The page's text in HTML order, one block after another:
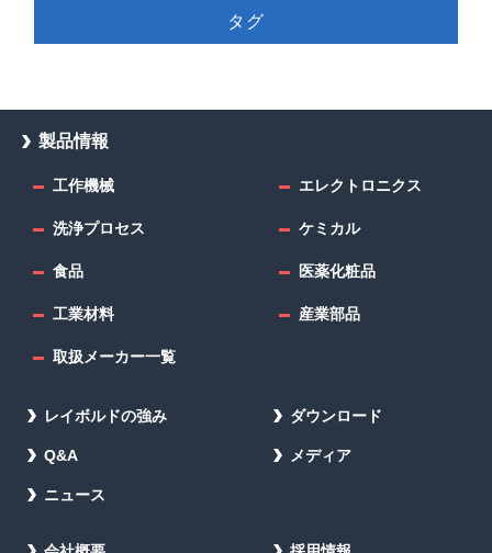
タグ
製品情報
工作機械 エレクトロニクス
洗浄プロセス ケミカル
食品 医薬化粧品
工業材料 産業部品
取扱メーカー一覧
レイボルドの強み ダウンロード
Q&A メディア
ニュース